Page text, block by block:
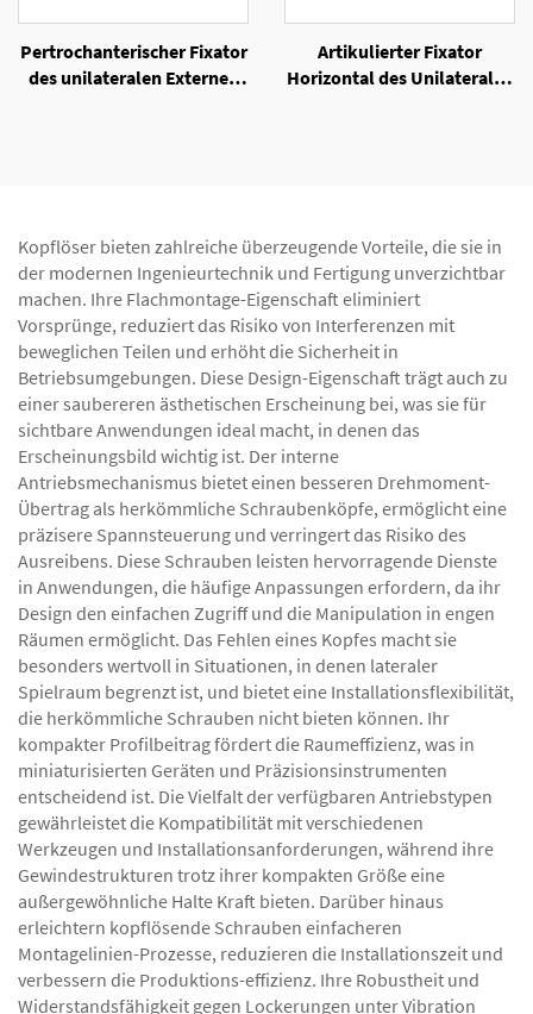
Pertrochanterischer Fixator
des unilateralen Externen
Artikulierter Fixator
Horizontal des Unilateralen
Kopflöser bieten zahlreiche überzeugende Vorteile, die sie in
der modernen Ingenieurtechnik und Fertigung unverzichtbar
machen. Ihre Flachmontage-Eigenschaft eliminiert
Vorsprünge, reduziert das Risiko von Interferenzen mit
beweglichen Teilen und erhöht die Sicherheit in
Betriebsumgebungen. Diese Design-Eigenschaft trägt auch zu
einer saubereren ästhetischen Erscheinung bei, was sie für
sichtbare Anwendungen ideal macht, in denen das
Erscheinungsbild wichtig ist. Der interne
Antriebsmechanismus bietet einen besseren Drehmoment-
Übertrag als herkömmliche Schraubenköpfe, ermöglicht eine
präzisere Spannsteuerung und verringert das Risiko des
Ausreibens. Diese Schrauben leisten hervorragende Dienste
in Anwendungen, die häufige Anpassungen erfordern, da ihr
Design den einfachen Zugriff und die Manipulation in engen
Räumen ermöglicht. Das Fehlen eines Kopfes macht sie
besonders wertvoll in Situationen, in denen lateraler
Spielraum begrenzt ist, und bietet eine Installationsflexibilität,
die herkömmliche Schrauben nicht bieten können. Ihr
kompakter Profilbeitrag fördert die Raumeffizienz, was in
miniaturisierten Geräten und Präzisionsinstrumenten
entscheidend ist. Die Vielfalt der verfügbaren Antriebstypen
gewährleistet die Kompatibilität mit verschiedenen
Werkzeugen und Installationsanforderungen, während ihre
Gewindestrukturen trotz ihrer kompakten Größe eine
außergewöhnliche Halte Kraft bieten. Darüber hinaus
erleichtern kopflösende Schrauben einfacheren
Montagelinien-Prozesse, reduzieren die Installationszeit und
verbessern die Produktions-effizienz. Ihre Robustheit und
Widerstandsfähigkeit gegen Lockerungen unter Vibration